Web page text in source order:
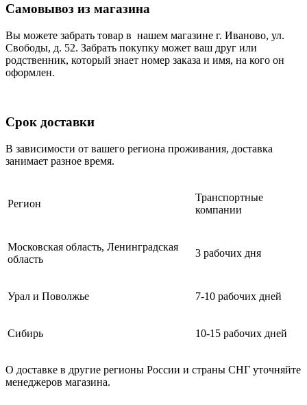
Самовывоз из магазина
Вы можете забрать товар в нашем магазине г. Иваново, ул.
Свободы, д. 52. Забрать покупку может ваш друг или
родственник, который знает номер заказа и имя, на кого он
оформлен.
Срок доставки
В зависимости от вашего региона проживания, доставка
занимает разное время.
Регион
Транспортные
компании
Московская область, Ленинградская
область
3 рабочих дня
Урал и Поволжье 7-10 рабочих дней
Сибирь 10-15 рабочих дней
О доставке в другие регионы России и страны СНГ уточняйте
менеджеров магазина.